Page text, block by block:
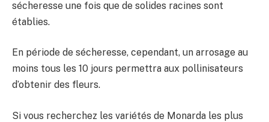
sécheresse une fois que de solides racines sont
établies.
En période de sécheresse, cependant, un arrosage au
moins tous les 10 jours permettra aux pollinisateurs
d’obtenir des fleurs.
Si vous recherchez les variétés de Monarda les plus